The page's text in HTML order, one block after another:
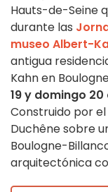
Hauts-de-Seine
durante las
museo Albert-
antigua
Kahn en
19 y domingo
Construido por
Duchêne sobre
Boulogne-
arquitectónica